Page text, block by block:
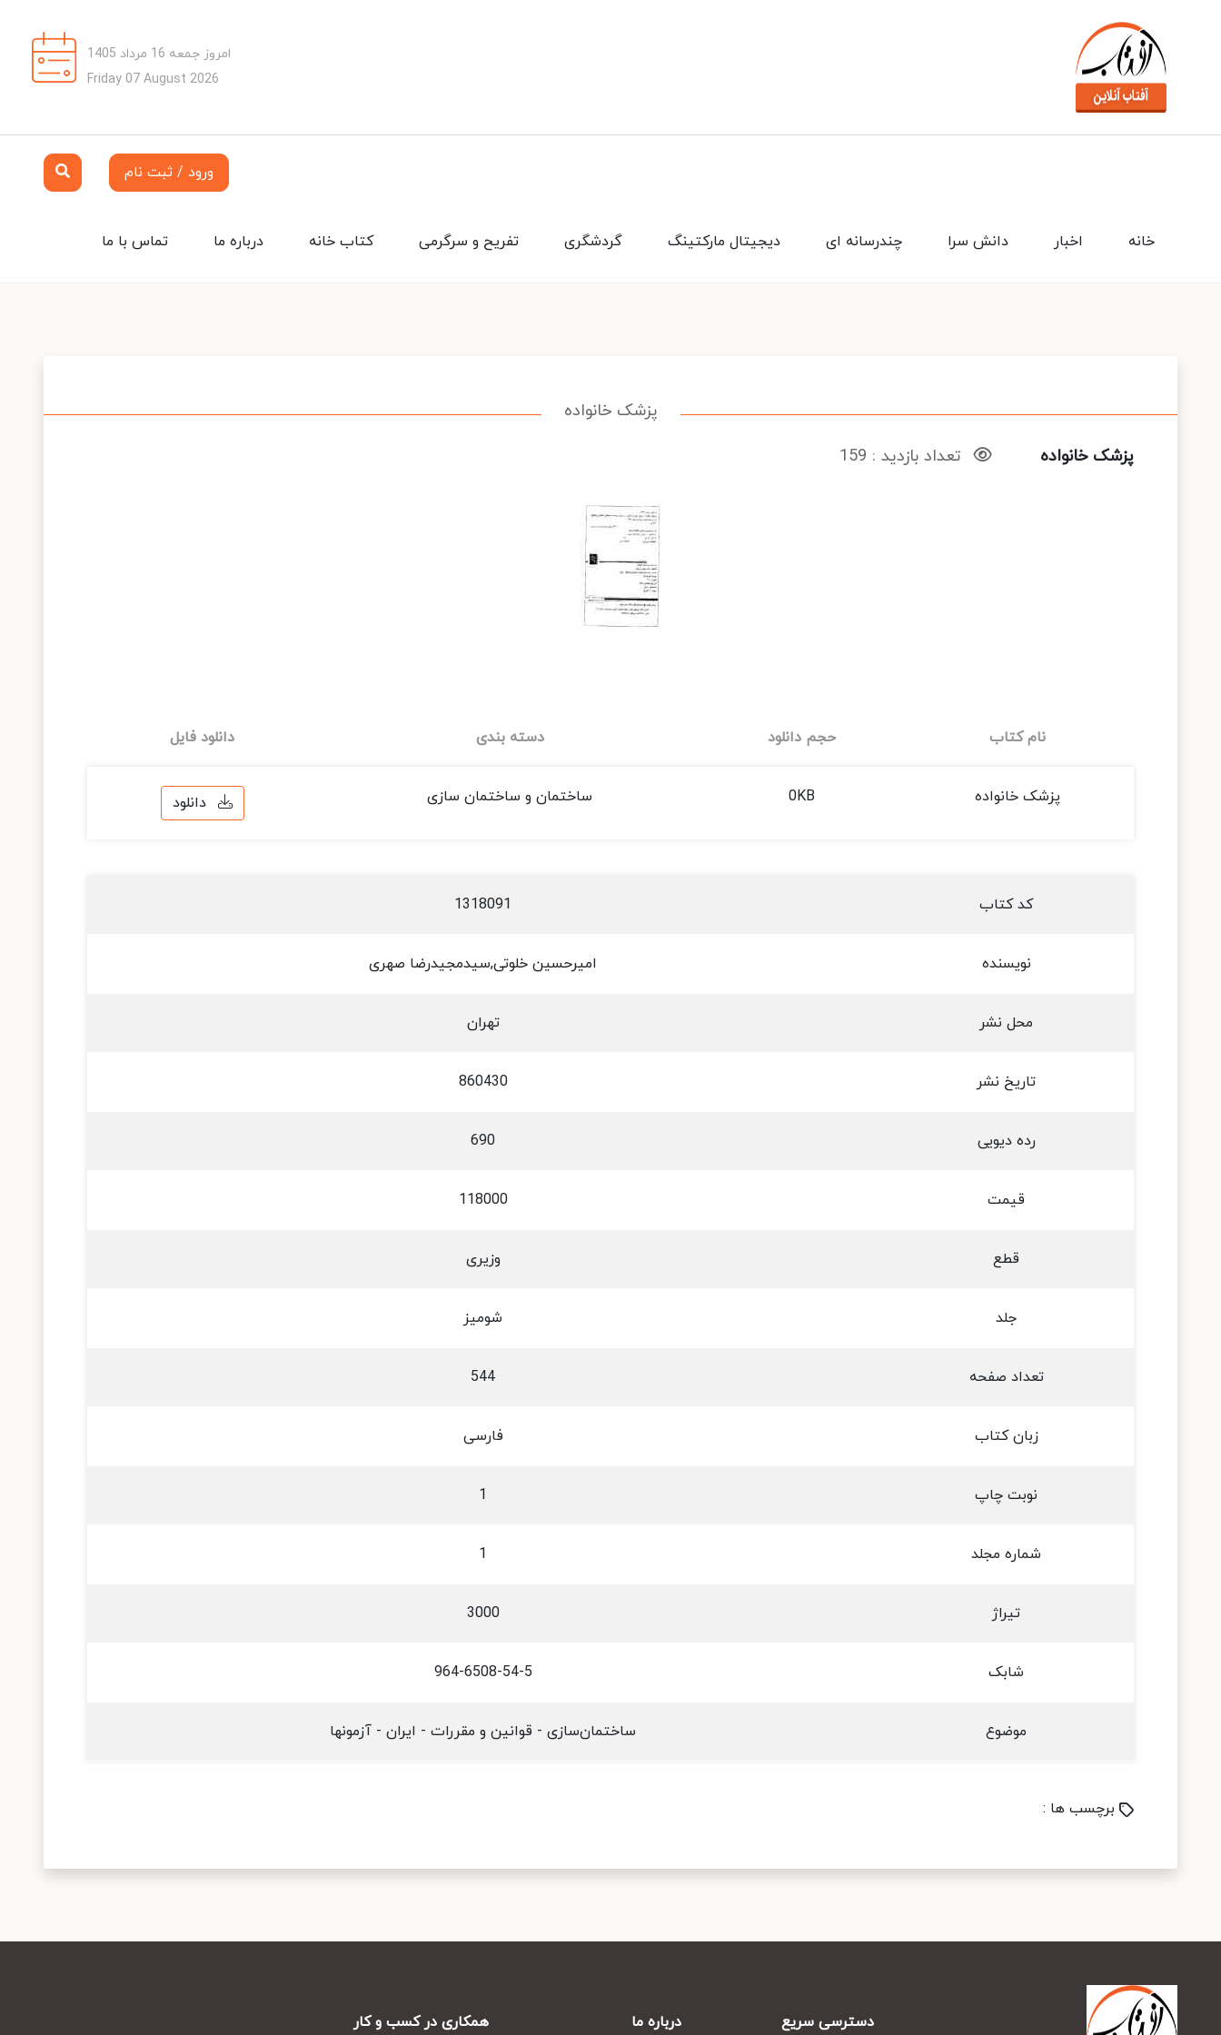
امروز جمعه 16 مرداد 1405
Friday 07 August 2026
ورود / ثبت نام
تماس با ما درباره ما کتاب خانه تفریح و سرگرمی گردشگری دیجیتال مارکتینگ چندرسانه ای دانش سرا اخبار خانه
پزشک خانواده
پزشک خانواده
تعداد بازدید : 159
نام کتاب حجم دانلود دسته بندی دانلود فایل
پزشک خانواده 0KB ساختمان و ساختمان سازی دانلود
کد کتاب 1318091
نویسنده امیرحسین خلوتی,سیدمجیدرضا صهری
محل نشر تهران
تاریخ نشر 860430
رده دیویی 690
قیمت 118000
قطع وزیری
جلد شومیز
تعداد صفحه 544
زبان کتاب فارسی
نوبت چاپ 1
شماره مجلد 1
تیراژ 3000
شابک 964-6508-54-5
موضوع ساختمان‌سازی - قوانین و مقررات - ایران - آزمونها
برچسب ها :
دسترسی سریع درباره ما همکاری در کسب و کار